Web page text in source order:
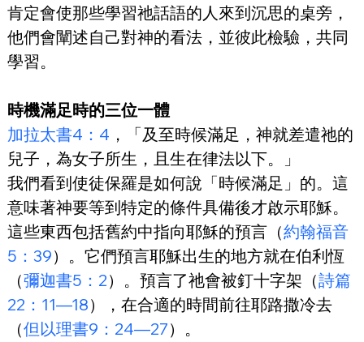
肯定會使那些學習祂話語的人來到沉思的桌旁，
他們會闡述自己對神的看法，並彼此檢驗，共同
學習。
時機滿足時的三位一體
加拉太書4：4 ，「及至時候滿足，神就差遣祂的
兒子，為女子所生，且生在律法以下。」
我們看到使徒保羅是如何說「時候滿足」的。這
意味著神要等到特定的條件具備後才啟示耶穌。
這些東西包括舊約中指向耶穌的預言（約翰福音
5：39）。它們預言耶穌出生的地方就在伯利恆
（彌迦書5：2）。預言了祂會被釘十字架（詩篇
22：11—18），在合適的時間前往耶路撒冷去
（但以理書9：24—27）。